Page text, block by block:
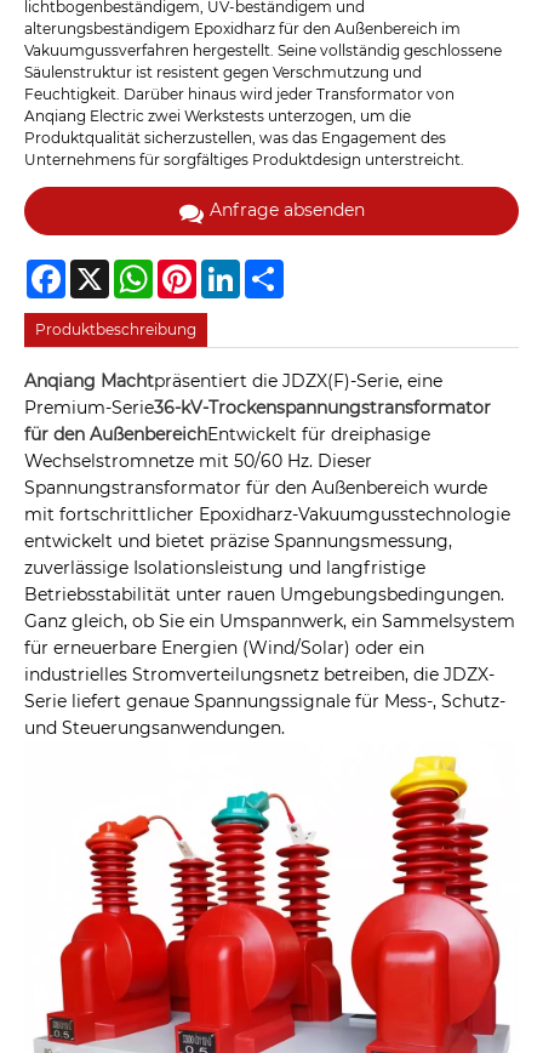
lichtbogenbeständigem, UV-beständigem und
alterungsbeständigem Epoxidharz für den Außenbereich im
Vakuumgussverfahren hergestellt. Seine vollständig geschlossene
Säulenstruktur ist resistent gegen Verschmutzung und
Feuchtigkeit. Darüber hinaus wird jeder Transformator von
Anqiang Electric zwei Werkstests unterzogen, um die
Produktqualität sicherzustellen, was das Engagement des
Unternehmens für sorgfältiges Produktdesign unterstreicht.
Anfrage absenden
Facebook
X WhatsAppPinterestLinkedIn
Produktbeschreibung
Anqiang Machtpräsentiert die JDZX(F)-Serie, eine
Premium-Serie36-kV-Trockenspannungstransformator
für den AußenbereichEntwickelt für dreiphasige
Wechselstromnetze mit 50/60 Hz. Dieser
Spannungstransformator für den Außenbereich wurde
mit fortschrittlicher Epoxidharz-Vakuumgusstechnologie
entwickelt und bietet präzise Spannungsmessung,
zuverlässige Isolationsleistung und langfristige
Betriebsstabilität unter rauen Umgebungsbedingungen.
Ganz gleich, ob Sie ein Umspannwerk, ein Sammelsystem
für erneuerbare Energien (Wind/Solar) oder ein
industrielles Stromverteilungsnetz betreiben, die JDZX-
Serie liefert genaue Spannungssignale für Mess-, Schutz-
und Steuerungsanwendungen.